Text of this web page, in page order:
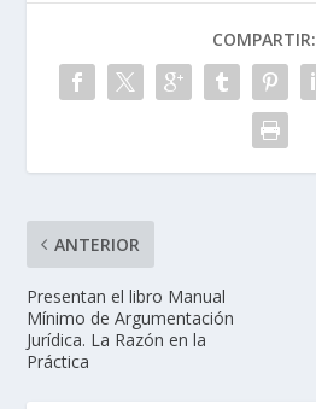
COMPARTIR:
ANTERIOR
Presentan el libro Manual
Mínimo de Argumentación
Jurídica. La Razón en la
Práctica